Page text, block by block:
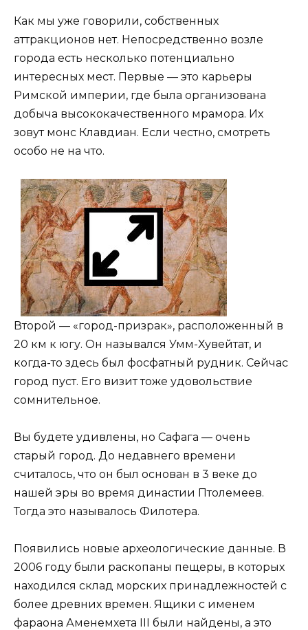
Как мы уже говорили, собственных
аттракционов нет. Непосредственно возле
города есть несколько потенциально
интересных мест. Первые — это карьеры
Римской империи, где была организована
добыча высококачественного мрамора. Их
зовут монс Клавдиан. Если честно, смотреть
особо не на что.
Второй — «город-призрак», расположенный в
20 км к югу. Он назывался Умм-Хувейтат, и
когда-то здесь был фосфатный рудник. Сейчас
город пуст. Его визит тоже удовольствие
сомнительное.
Вы будете удивлены, но Сафага — очень
старый город. До недавнего времени
считалось, что он был основан в 3 веке до
нашей эры во время династии Птолемеев.
Тогда это называлось Филотера.
Появились новые археологические данные. В
2006 году были раскопаны пещеры, в которых
находился склад морских принадлежностей с
более древних времен. Ящики с именем
фараона Аменемхета III были найдены, а это